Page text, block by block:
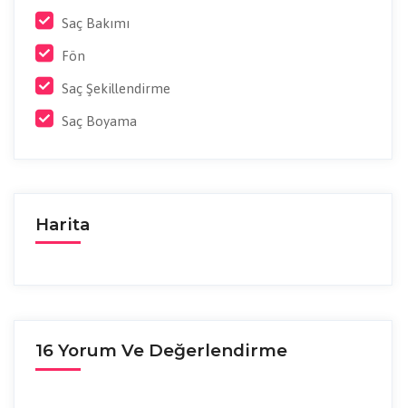
Saç Bakımı
Fön
Saç Şekillendirme
Saç Boyama
Harita
16 Yorum Ve Değerlendirme